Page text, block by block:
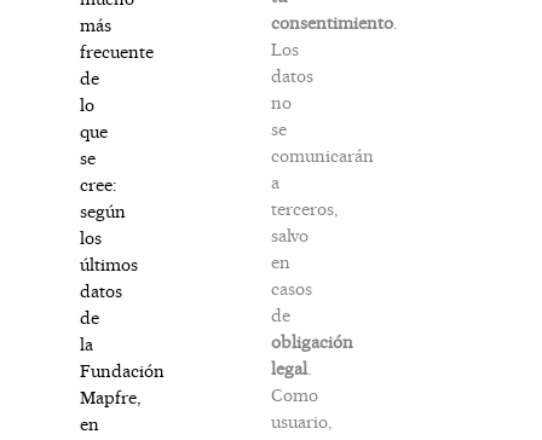
más
frecuente
de
lo
que
se
cree:
según
los
últimos
datos
de
la
Fundación
Mapfre,
en
consentimiento.
Los
datos
no
se
comunicarán
a
terceros,
salvo
en
casos
de
obligación
legal.
Como
usuario,